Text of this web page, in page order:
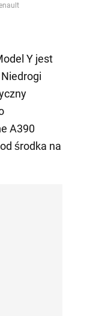
Y jest
A390
środka na